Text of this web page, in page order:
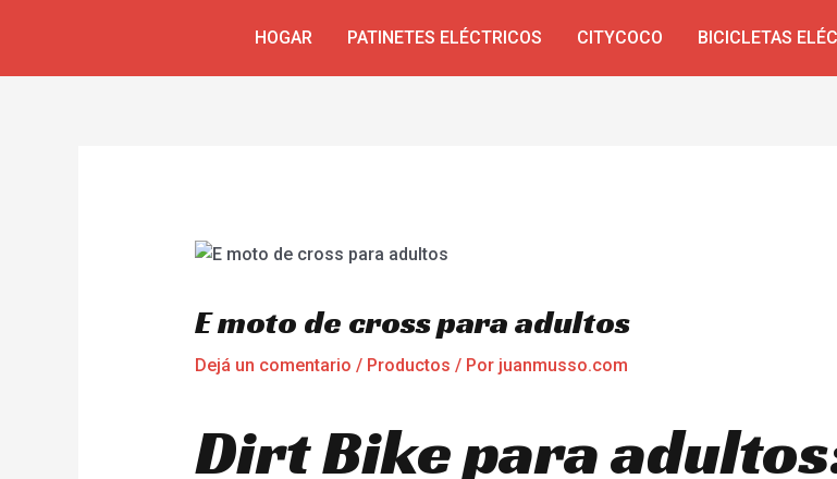
HOGAR PATINETES ELÉCTRICOS CITYCOCO BICICLETAS
E moto de cross para adultos
Dejá un comentario / Productos / Por juanmusso.com
Dirt Bike para